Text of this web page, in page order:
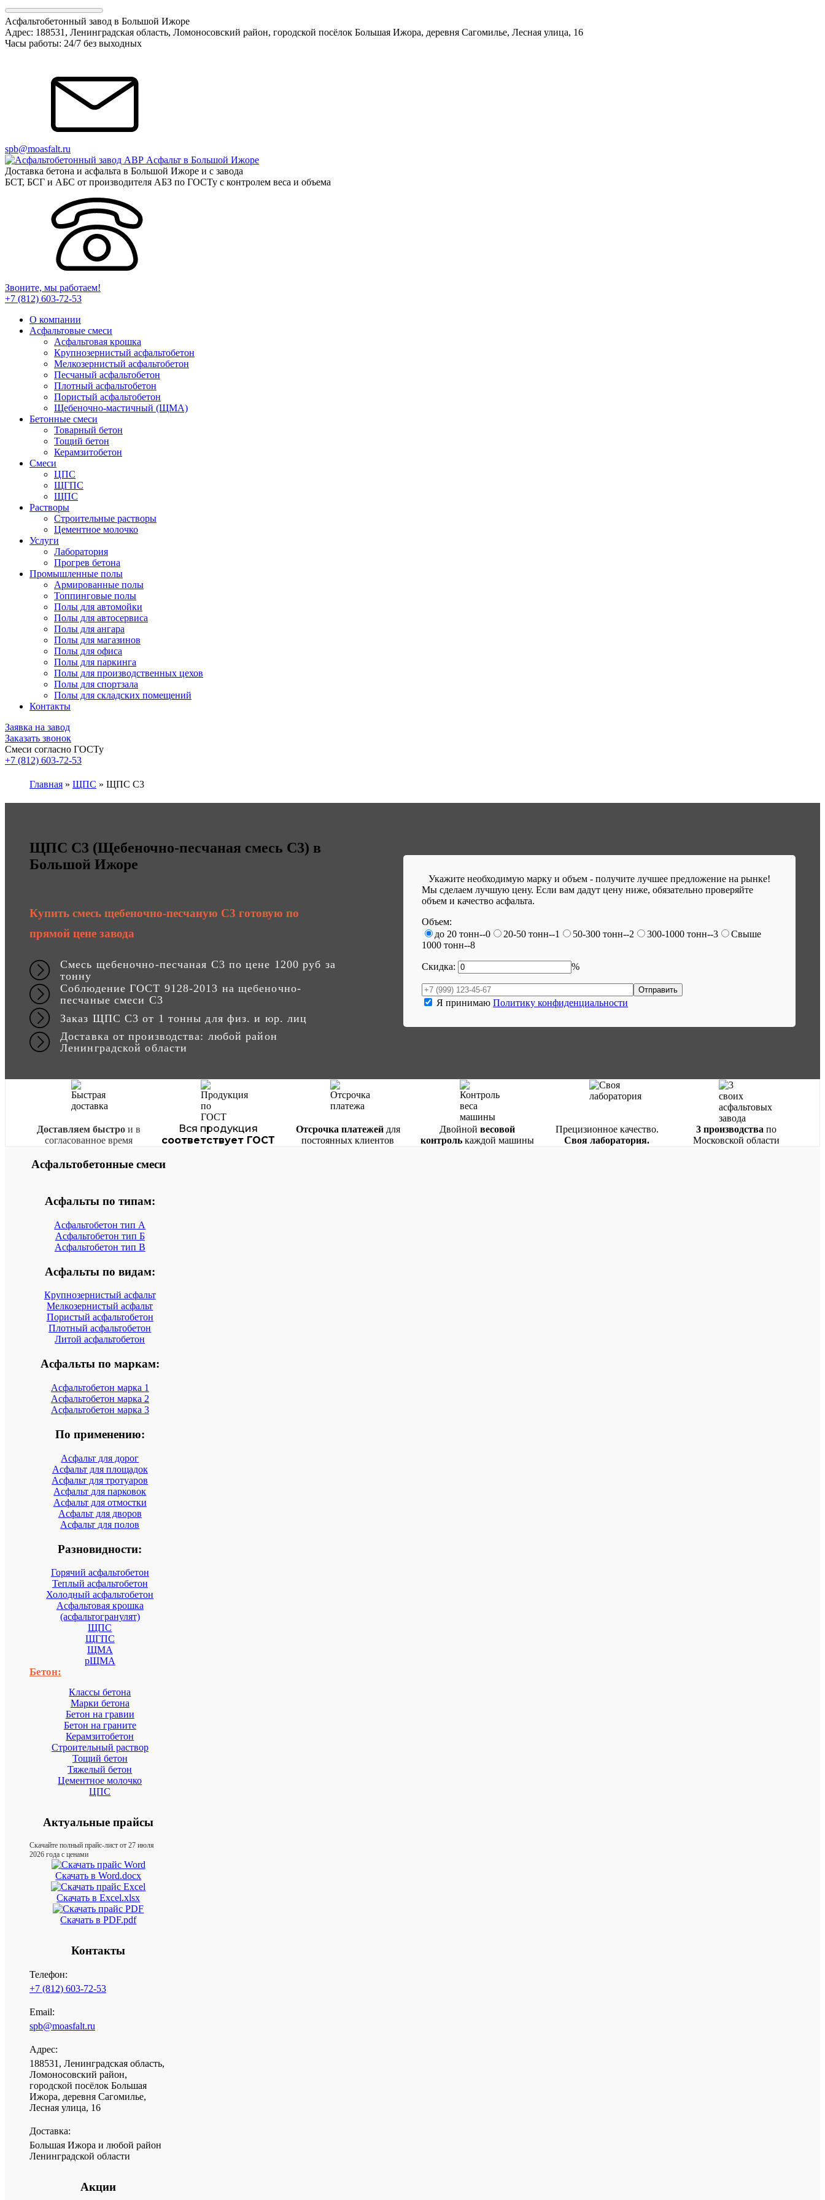
Асфальтобетонный завод в Большой Ижоре
Адрес: 188531, Ленинградская область, Ломоносовский район, городской посёлок Большая Ижора, деревня Сагомилье, Лесная улица, 16
Часы работы: 24/7 без выходных
spb@moasfalt.ru
Доставка бетона и асфальта в Большой Ижоре и с завода
БСТ, БСГ и АБС от производителя АБЗ по ГОСТу с контролем веса и объема
Звоните, мы работаем!
+7 (812) 603-72-53
О компании
Асфальтовые смеси
Асфальтовая крошка
Крупнозернистый асфальтобетон
Мелкозернистый асфальтобетон
Песчаный асфальтобетон
Плотный асфальтобетон
Пористый асфальтобетон
Щебеночно-мастичный (ЩМА)
Бетонные смеси
Товарный бетон
Тощий бетон
Керамзитобетон
Смеси
ЦПС
ЩГПС
ЩПС
Растворы
Строительные растворы
Цементное молочко
Услуги
Лаборатория
Прогрев бетона
Промышленные полы
Армированные полы
Топпинговые полы
Полы для автомойки
Полы для автосервиса
Полы для ангара
Полы для магазинов
Полы для офиса
Полы для паркинга
Полы для производственных цехов
Полы для спортзала
Полы для складских помещений
Контакты
Заявка на завод
Заказать звонок
Смеси согласно ГОСТу
+7 (812) 603-72-53
Главная » ЩПС » ЩПС С3
ЩПС С3 (Щебеночно-песчаная смесь С3) в
Большой Ижоре
Купить смесь щебеночно-песчаную С3 готовую по
прямой цене завода
Смесь щебеночно-песчаная С3 по цене 1200 руб за
тонну
Соблюдение ГОСТ 9128-2013 на щебеночно-
песчаные смеси С3
Заказ ЩПС С3 от 1 тонны для физ. и юр. лиц
Доставка от производства: любой район
Ленинградской области
Укажите необходимую марку и объем - получите лучшее предложение на рынке!
Мы сделаем лучшую цену. Если вам дадут цену ниже, обязательно проверяйте
объем и качество асфальта.
Объем:
до 20 тонн--0
20-50 тонн--1 50-300 тонн--2 300-1000 тонн--3
Свыше
1000 тонн--8
Скидка: %
Я принимаю Политику конфиденциальности
Доставляем быстро и в
согласованное время
Вся продукция
соответствует ГОСТ
Отсрочка платежейдля
постоянных клиентов
Двойной весовой
контроль каждой машины
Прецизионное качество.
Своя лаборатория.
3 производства по
Московской области
Асфальтобетонные смеси
Асфальты по типам:
Асфальтобетон тип А
Асфальтобетон тип Б
Асфальтобетон тип В
Асфальты по видам:
Крупнозернистый асфальт
Мелкозернистый асфальт
Пористый асфальтобетон
Плотный асфальтобетон
Литой асфальтобетон
Асфальты по маркам:
Асфальтобетон марка 1
Асфальтобетон марка 2
Асфальтобетон марка 3
По применению:
Асфальт для дорог
Асфальт для площадок
Асфальт для тротуаров
Асфальт для парковок
Асфальт для отмостки
Асфальт для дворов
Асфальт для полов
Разновидности:
Горячий асфальтобетон
Теплый асфальтобетон
Холодный асфальтобетон
Асфальтовая крошка
(асфальтогранулят)
ЩПС
ЩГПС
ЩМА
рЩМА
Бетон:
Классы бетона
Марки бетона
Бетон на гравии
Бетон на граните
Керамзитобетон
Строительный раствор
Тощий бетон
Тяжелый бетон
Цементное молочко
ЦПС
Актуальные прайсы
Скачайте полный прайс-лист от 27 июля
2026 года с ценами
Скачать в Word.docx
Скачать в Excel.xlsx
Скачать в PDF.pdf
Контакты
Телефон:
+7 (812) 603-72-53
Email:
spb@moasfalt.ru
Адрес:
188531, Ленинградская область,
Ломоносовский район,
городской посёлок Большая
Ижора, деревня Сагомилье,
Лесная улица, 16
Доставка:
Большая Ижора и любой район
Ленинградской области
Акции